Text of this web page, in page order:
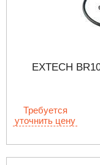
EXTECH
Требуется
уточнить цену